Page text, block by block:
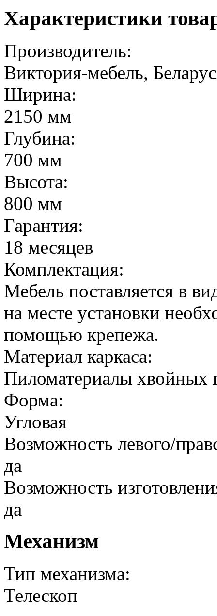
Характеристики
Производитель:
Виктория-мебель,
Ширина:
2150 мм
Глубина:
700 мм
Высота:
800 мм
Гарантия:
18 месяцев
Комплектация:
Мебель поставляется в
на месте установки
помощью крепежа.
Материал каркаса:
Пиломатериалы
Форма:
Угловая
Возможность левого/
да
Возможность
да
Механизм
Тип механизма:
Телескоп